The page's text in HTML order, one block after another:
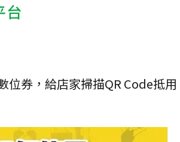
台
券，給店家掃描QR Code抵